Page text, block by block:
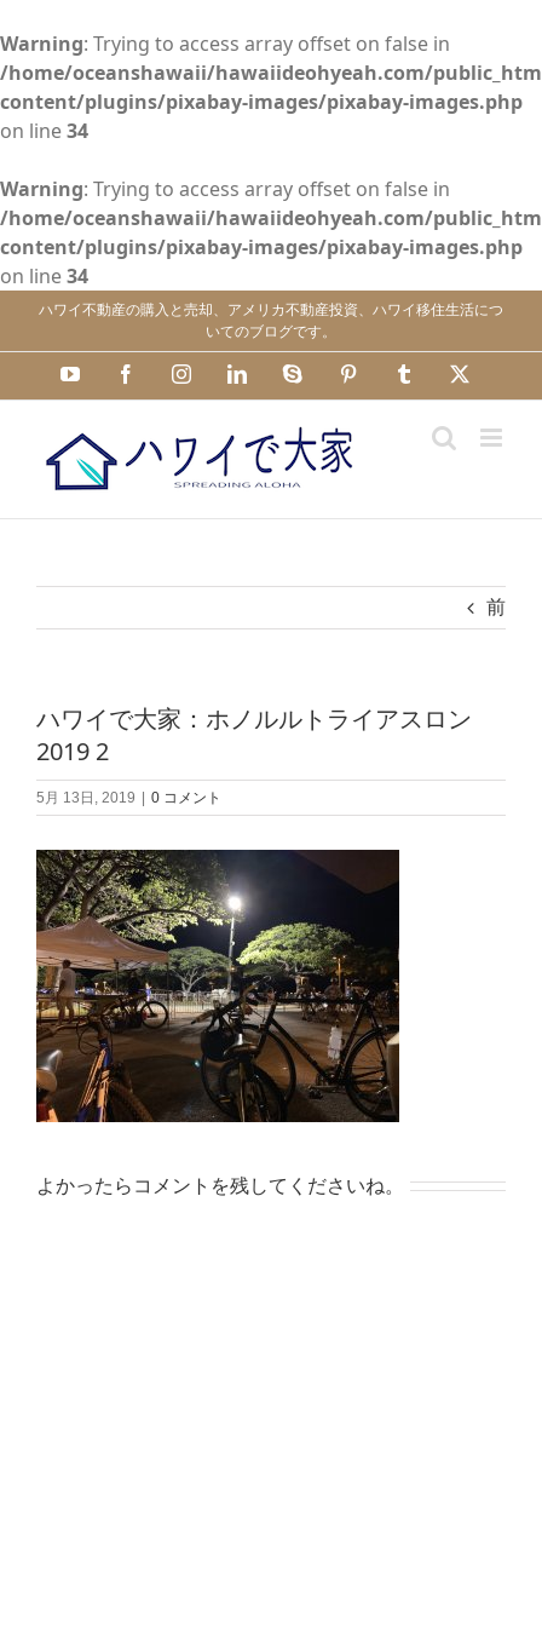
Warning: Trying to access array offset on false in
/home/oceanshawaii/hawaiideohyeah.com/
content/plugins/pixabay-images/pixabay-images.php
on line34
Warning: Trying to access array offset on false in
/home/oceanshawaii/hawaiideohyeah.com/
content/plugins/pixabay-images/pixabay-images.php
on line34
content
ハワイ不動産の購入と売却、アメリカ不動産投資、ハワイ移住生活につ
いてのブログです。
YouTube FacebookInstagramLinkedInSkype Pinterest Tumblr
前
ハワイで大家：ホノルルトライアスロン
2019 2
5月 13日, 2019 0 コメント
よかったらコメントを残してくださいね。